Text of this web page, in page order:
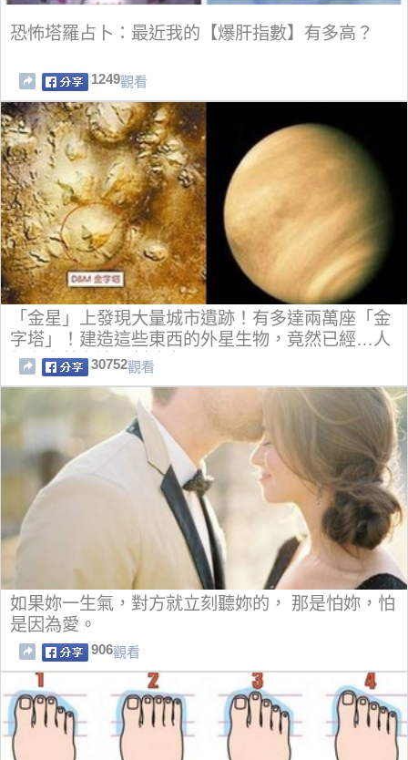
恐怖塔羅占卜：最近我的【爆肝指數】有多高？
1249觀看
「金星」上發現大量城市遺跡！有多達兩萬座「金
字塔」！建造這些東西的外星生物，竟然已經…人
類存亡就在這一刻決定！
30752觀看
如果妳一生氣，對方就立刻聽妳的， 那是怕妳，怕
是因為愛。
906觀看